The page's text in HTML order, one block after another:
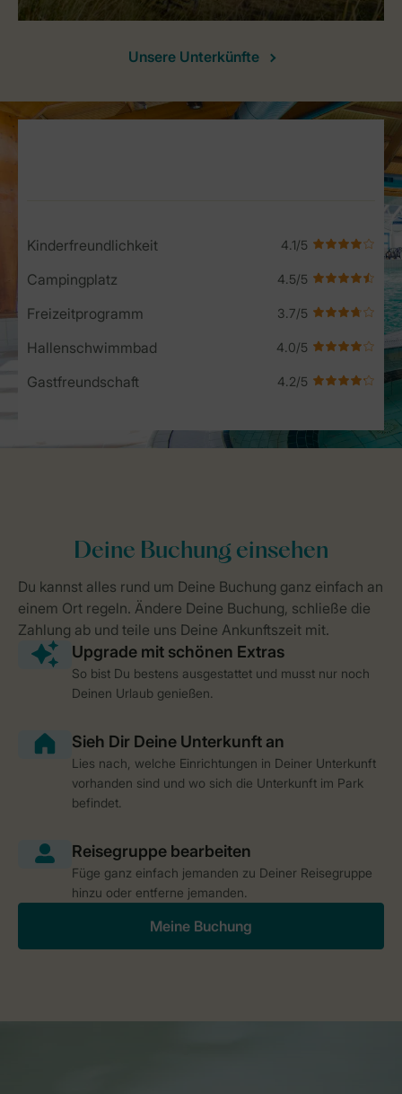
Unsere Unterkünfte
Service Rating from our guests
Kinderfreundlichkeit
Campingplatz
Freizeitprogramm
Hallenschwimmbad
Gastfreundschaft
So bist Du bestens ausgestattet und musst nur noch
Deinen Urlaub genießen.
Lies nach, welche Einrichtungen in Deiner Unterkunft
vorhanden sind und wo sich die Unterkunft im Park
befindet.
Füge ganz einfach jemanden zu Deiner Reisegruppe
hinzu oder entferne jemanden.
Meine Buchung